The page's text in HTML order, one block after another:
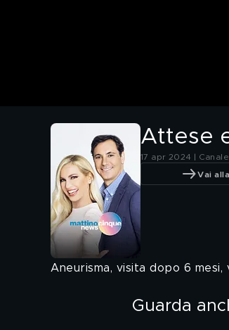
Attese
17 apr 2024 | Canale
Vai
Aneurisma, visita dopo 6 mesi,
Guarda